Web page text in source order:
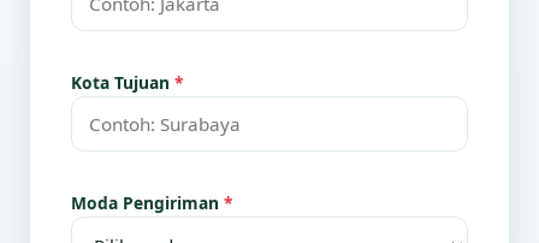
Kota Tujuan *
Moda Pengiriman *